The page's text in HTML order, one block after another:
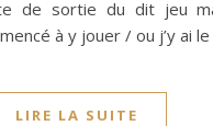
de sortie du dit jeu
à y jouer / ou j’y ai
LIRE LA SUITE